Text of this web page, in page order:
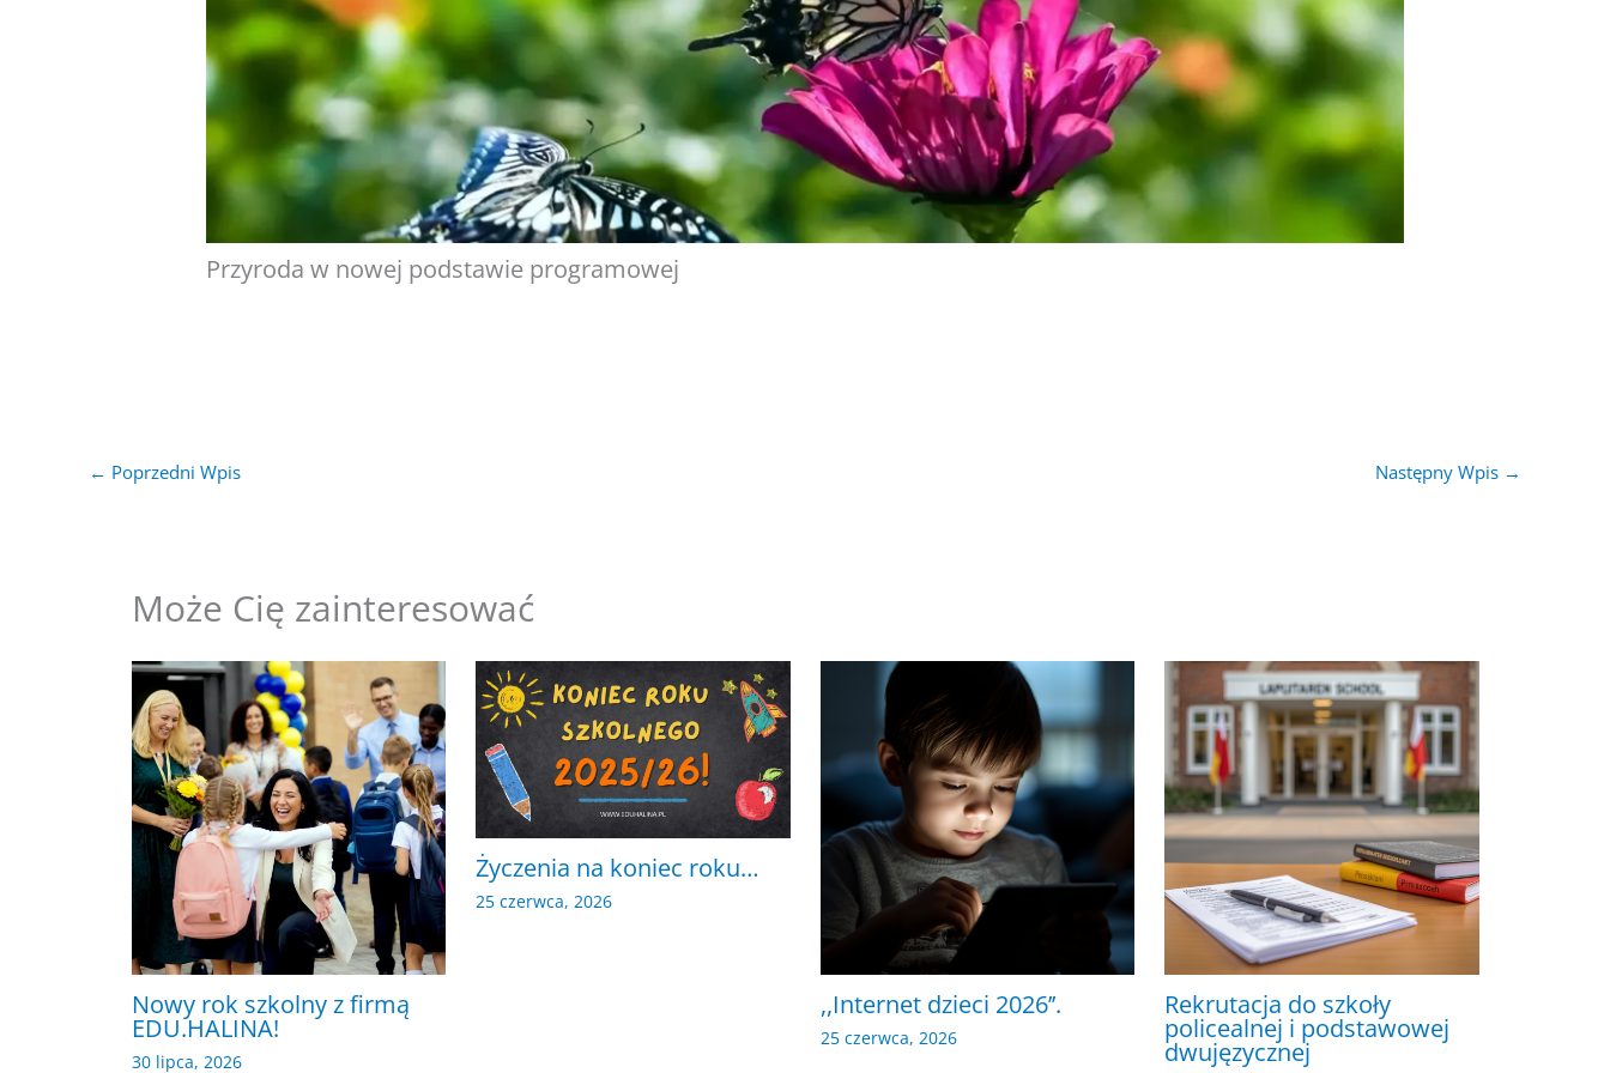
Przyroda w nowej podstawie programowej
← Poprzedni Wpis Następny Wpis →
Może Cię zainteresować
Nowy rok szkolny z firmą
EDU.HALINA!
30 lipca, 2026
Życzenia na koniec roku…
25 czerwca, 2026
,,Internet dzieci 2026’’.
25 czerwca, 2026
Rekrutacja do szkoły
policealnej i podstawowej
dwujęzycznej